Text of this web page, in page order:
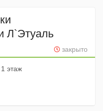
Л`Этуаль
закрыто
этаж